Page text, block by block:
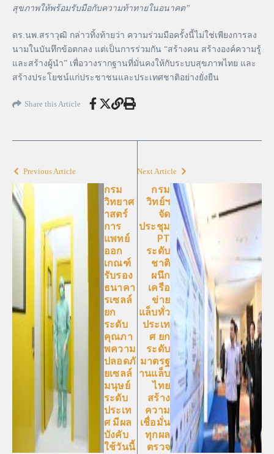
สุขภาพให้พร้อมรับมือกับความท้าทายในอนาคต”
ดร.นพ.สราวุฒิ กล่าวทิ้งท้ายว่า ความร่วมมือครั้งนี้ไม่ใช่เพียงการลง
นามในบันทึกข้อตกลง แต่เป็นการร่วมกัน “สร้างคน สร้างองค์ความรู้
และสร้างผู้นำ” เพื่อวางรากฐานที่มั่นคงให้กับระบบสุขภาพไทย และ
สร้างประโยชน์แก่ประชาชนและประเทศชาติอย่างยั่งยืน
Share this Article
Previous Article
กรม
วิทยาศ
าสตร์
การ
แพทย์
ออก
เกณฑ์
รับรอง
ธนาคา
รเซลล์
ยก
ระดับ
คุณภา
พความ
ปลอดภั
ยเซลล์
มนุษย์
ระดับ
ประเท
ศ มีผล
บังคับ
ใช้วันนี้
Next Article
กรม
วิทย์ฯ
จัด
ประชุม
PT
ระดับ
ชาติ
ผนึก
เครือ
ข่าย
แล็บทั่ว
ประเท
ศ ยก
ระดับ
มาตรฐ
านแล็บ
ไทย
สร้าง
ความ
เชื่อมั่น
ทุกผล
ตรวจ